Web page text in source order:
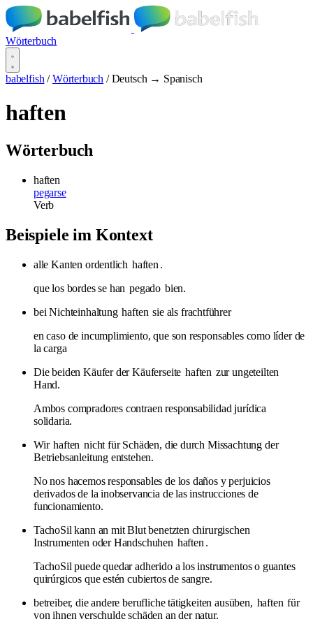
Wörterbuch
babelfish / Wörterbuch / Deutsch → Spanisch
haften
Wörterbuch
haften
pegarse
Verb
Beispiele im Kontext
alle Kanten ordentlich haften .
que los bordes se han pegado bien.
bei Nichteinhaltung haften sie als frachtführer
en caso de incumplimiento, que son responsables como líder de
la carga
Die beiden Käufer der Käuferseite haften zur ungeteilten
Hand.
Ambos compradores contraen responsabilidad jurídica
solidaria.
Wir haften nicht für Schäden, die durch Missachtung der
Betriebsanleitung entstehen.
No nos hacemos responsables de los daños y perjuicios
derivados de la inobservancia de las instrucciones de
funcionamiento.
TachoSil kann an mit Blut benetzten chirurgischen
Instrumenten oder Handschuhen haften .
TachoSil puede quedar adherido a los instrumentos o guantes
quirúrgicos que estén cubiertos de sangre.
betreiber, die andere berufliche tätigkeiten ausüben, haften für
von ihnen verschulde schäden an der natur.